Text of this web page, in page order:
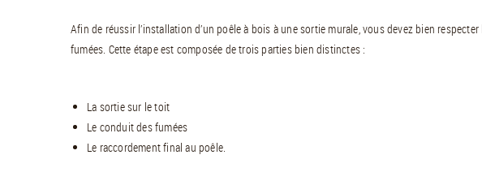
Afin de réussir l’installation d’un poêle à bois à une sortie murale, vous devez bien
fumées. Cette étape est composée de trois parties bien distinctes :
La sortie sur le toit
Le conduit des fumées
Le raccordement final au poêle.